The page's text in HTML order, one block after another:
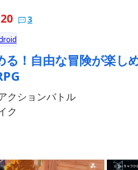
3
る！自由な冒険が楽し
クションバトル
ク